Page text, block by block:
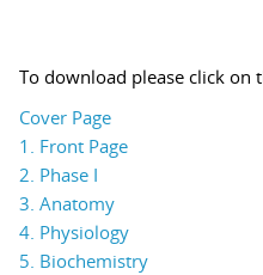
To download please click on
Cover Page
1. Front Page
2. Phase I
3. Anatomy
4. Physiology
5. Biochemistry